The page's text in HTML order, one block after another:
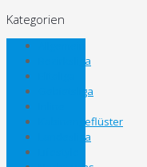
Kategorien
Bezirksliga
Gebietsliga
Kabinengeflüster
Landesliga